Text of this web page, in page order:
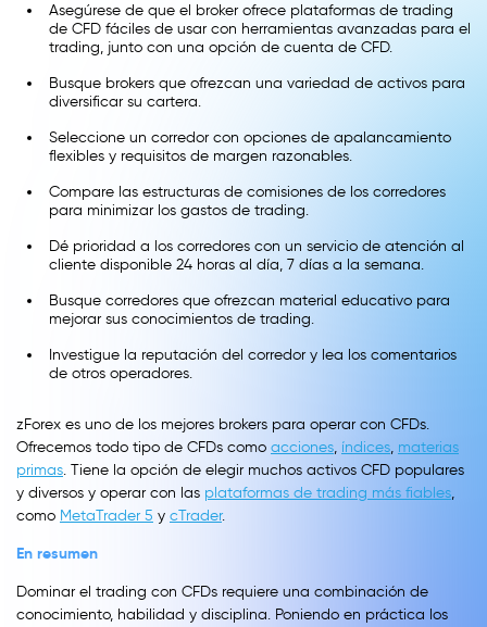
Asegúrese de que el broker ofrece plataformas de trading
de CFD fáciles de usar con herramientas avanzadas para el
trading, junto con una opción de cuenta de CFD.
Busque brokers que ofrezcan una variedad de activos para
diversificar su cartera.
Seleccione un corredor con opciones de apalancamiento
flexibles y requisitos de margen razonables.
Compare las estructuras de comisiones de los corredores
para minimizar los gastos de trading.
Dé prioridad a los corredores con un servicio de atención al
cliente disponible 24 horas al día, 7 días a la semana.
Busque corredores que ofrezcan material educativo para
mejorar sus conocimientos de trading.
Investigue la reputación del corredor y lea los comentarios
de otros operadores.
zForex es uno de los mejores brokers para operar con CFDs.
Ofrecemos todo tipo de CFDs como acciones, índices, materias
primas. Tiene la opción de elegir muchos activos CFD populares
y diversos y operar con las plataformas de trading más fiables,
como MetaTrader 5 y cTrader.
En resumen
Dominar el trading con CFDs requiere una combinación de
conocimiento, habilidad y disciplina. Poniendo en práctica los